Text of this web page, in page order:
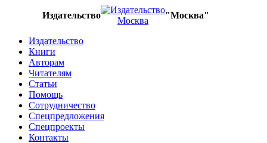
Издательство "Москва"
Издательство
Книги
Авторам
Читателям
Статьи
Помощь
Сотрудничество
Спецпредложения
Спецпроекты
Контакты